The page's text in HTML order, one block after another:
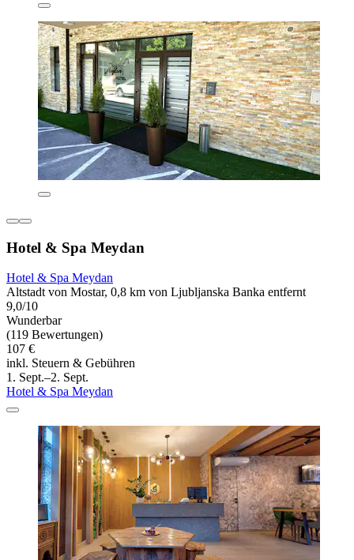
Hotel & Spa Meydan
Hotel & Spa Meydan
Altstadt von Mostar, 0,8 km von Ljubljanska Banka entfernt
9,0/10
Wunderbar
(119 Bewertungen)
107 €
inkl. Steuern & Gebühren
1. Sept.–2. Sept.
Hotel & Spa Meydan